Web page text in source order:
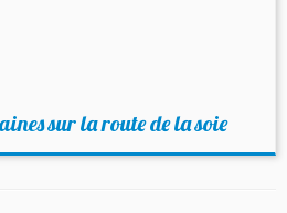
sur la route de la soie